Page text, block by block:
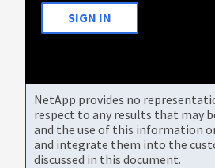
SIGN IN
NetApp provides no
respect to any results that may
and the use of this information
and integrate them into the
discussed in this document.